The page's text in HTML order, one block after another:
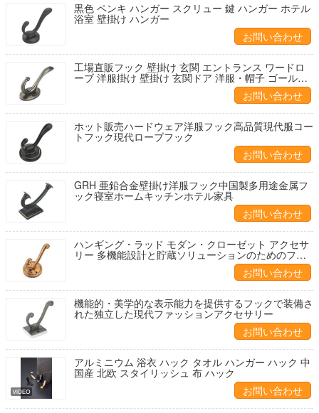
黒色 ペンキ ハンガー スクリュー 鍵 ハンガー ホテル
浴室 壁掛け ハンガー
お問い合わせ
工場直販フック 壁掛け 玄関 エントランス ワードロ
ーブ 洋服掛け 壁掛け 玄関ドア 洋服・帽子 ゴールデ
お問い合わせ
ホット販売ハードウェア洋服フック高品質現代服コー
トフック現代ローブフック
お問い合わせ
GRH 亜鉛合金壁掛け洋服フック中国製多用途金属フ
ック寝室ホームキッチンホテル家具
お問い合わせ
ハンギング・ラッド モダン・クローゼット アクセサ
リー 多機能設計と貯蔵ソリューションのためのフッ
お問い合わせ
機能的・美学的な表示能力を提供するフックで装備さ
れた独立した現代ファッションアクセサリー
お問い合わせ
アルミニウム 浴衣 ハック タオル ハンガー ハック 中
国産 北欧 スタイリッシュ 布 ハック
お問い合わせ